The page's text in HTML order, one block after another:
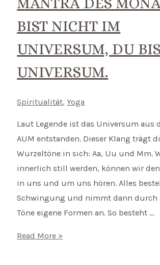
sie
in
BIST NICHT IM
UNIVERSUM, DU
UNIVERSUM.
Spiritualität,Yoga
Laut Legende ist das Universum aus
AUM entstanden. Dieser Klang trägt
Wurzeltöne in sich: Aa, Uu und Mm.
innerlich still werden, können wir den
in uns und um uns hören. Alles
Schwingung und nimmt dann durch
Töne eigene Formen an. So besteht …
Mantra
Read More »